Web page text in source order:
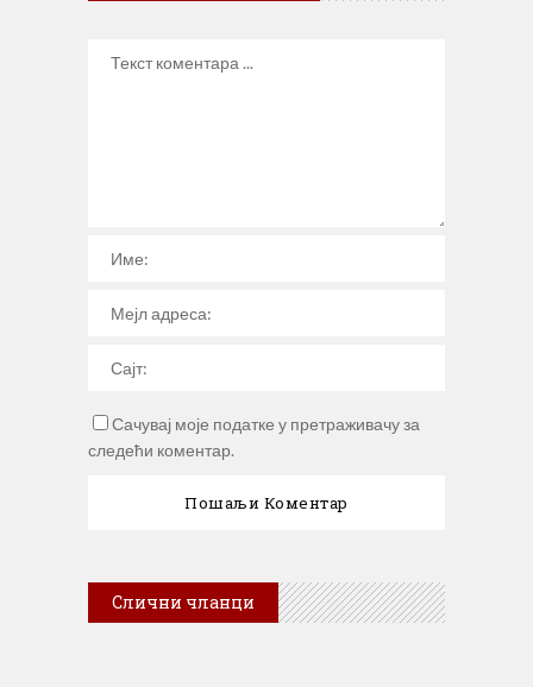
Сачувај моје податке у претраживачу за
следећи коментар.
Слични чланци